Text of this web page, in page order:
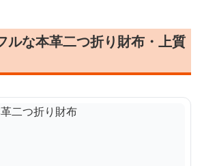
ルな本革二つ折り財布・上質